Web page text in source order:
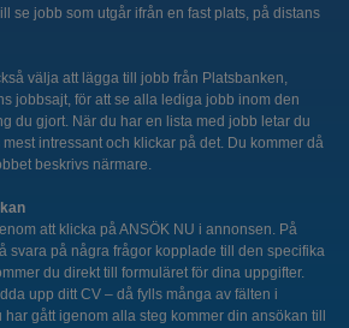
se jobb som utgår ifrån en fast plats, på distans
välja att lägga till jobb från Platsbanken,
jobbsajt, för att se alla lediga jobb inom den
du gjort. När du har en lista med jobb letar du
intressant och klickar på det. Du kommer då
beskrivs närmare.
att klicka på ANSÖK NU i annonsen. På
svara på några frågor kopplade till den specifika
du direkt till formuläret för dina uppgifter.
upp ditt CV – då fylls många av fälten i
gått igenom alla steg kommer din ansökan till